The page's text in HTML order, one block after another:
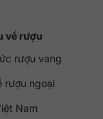
về rượu
rượu vang
rượu ngoại
Nam